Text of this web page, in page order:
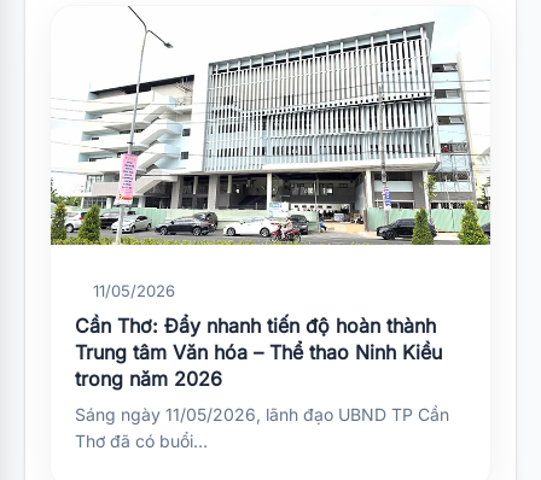
11/05/2026
Cần Thơ: Đẩy nhanh tiến độ hoàn thành
Trung tâm Văn hóa – Thể thao Ninh Kiều
trong năm 2026
Sáng ngày 11/05/2026, lãnh đạo UBND TP Cần
Thơ đã có buổi…